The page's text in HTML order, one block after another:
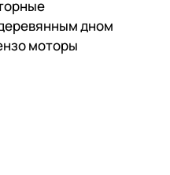
дном
моторы